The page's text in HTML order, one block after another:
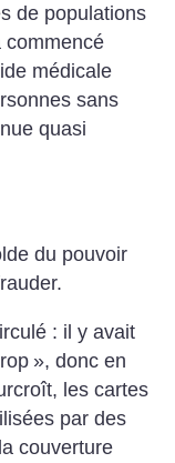
de populations
commencé
médicale
sans
quasi
du pouvoir
: il y avait
», donc en
les cartes
par des
couverture